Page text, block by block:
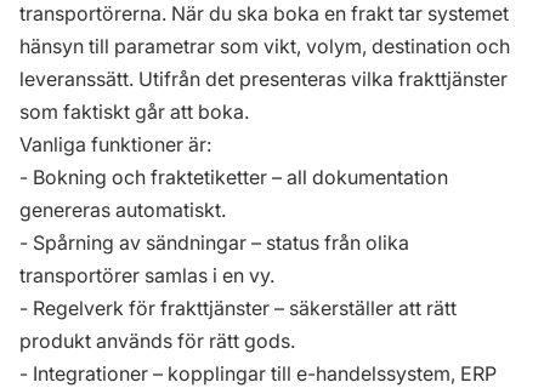
transportörerna. När du ska boka en frakt tar systemet
hänsyn till parametrar som vikt, volym, destination och
leveranssätt. Utifrån det presenteras vilka frakttjänster
som faktiskt går att boka.
Vanliga funktioner är:
- Bokning och fraktetiketter – all dokumentation
genereras automatiskt.
- Spårning av sändningar – status från olika
transportörer samlas i en vy.
- Regelverk för frakttjänster – säkerställer att rätt
produkt används för rätt gods.
- Integrationer – kopplingar till e-handelssystem, ERP